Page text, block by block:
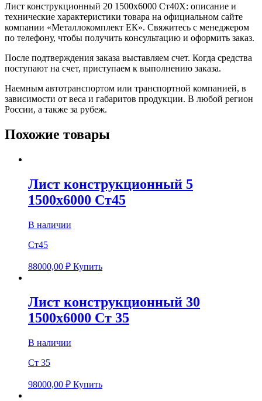
Лист конструкционный 20 1500х6000 Ст40Х: описание и
технические характеристики товара на официальном сайте
компании «Металлокомплект ЕК». Свяжитесь с менеджером
по телефону, чтобы получить консультацию и оформить заказ.
После подтверждения заказа выставляем счет. Когда средства
поступают на счет, приступаем к выполнению заказа.
Наемным автотранспортом или транспортной компанией, в
зависимости от веса и габаритов продукции. В любой регион
России, а также за рубеж.
Похожие товары
Лист конструкционный 5
1500х6000 Ст45
В наличии
Ст45
88000,00 ₽ Купить
Лист конструкционный 30
1500х6000 Ст 35
В наличии
Ст 35
98000,00 ₽ Купить